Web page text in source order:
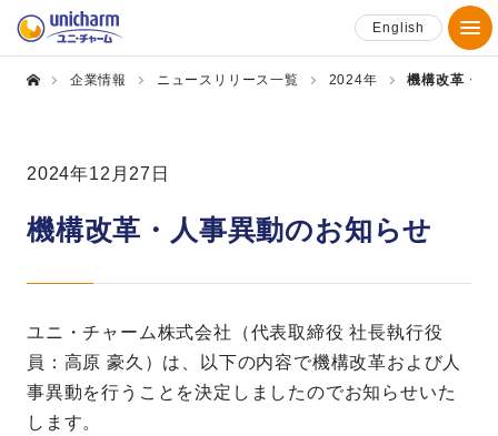
English
企業情報 ニュースリリース一覧 2024年 機構改革・人
2024年12月27日
機構改革・人事異動のお知らせ
ユニ・チャーム株式会社（代表取締役 社長執行役
員：高原 豪久）は、以下の内容で機構改革および人
事異動を行うことを決定しましたのでお知らせいた
します。